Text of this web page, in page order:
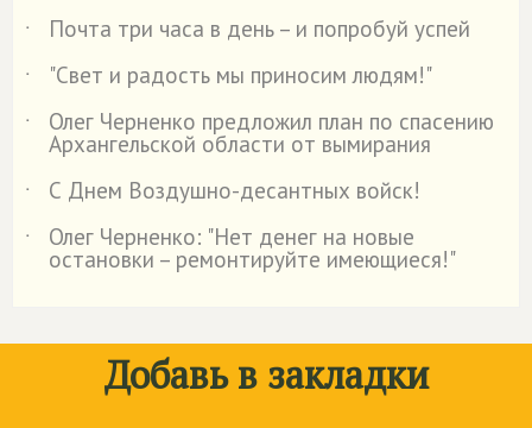
˙
Почта три часа в день – и попробуй успей
˙
"Свет и радость мы приносим людям!"
˙
Олег Черненко предложил план по спасению
Архангельской области от вымирания
˙
С Днем Воздушно-десантных войск!
˙
Олег Черненко: "Нет денег на новые
остановки – ремонтируйте имеющиеся!"
Добавь в закладки